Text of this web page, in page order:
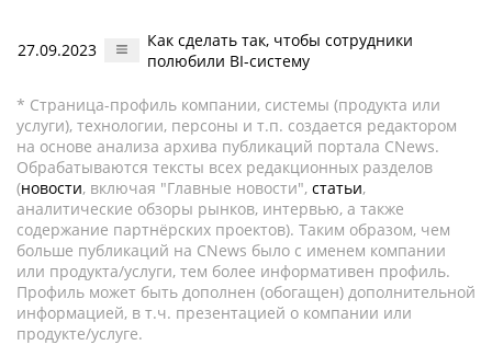
27.09.2023
Как сделать так, чтобы сотрудники
полюбили BI-систему
* Страница-профиль компании, системы (продукта или
услуги), технологии, персоны и т.п. создается редактором
на основе анализа архива публикаций портала CNews.
Обрабатываются тексты всех редакционных разделов
(новости, включая "Главные новости", статьи,
аналитические обзоры рынков, интервью, а также
содержание партнёрских проектов). Таким образом, чем
больше публикаций на CNews было с именем компании
или продукта/услуги, тем более информативен профиль.
Профиль может быть дополнен (обогащен) дополнительной
информацией, в т.ч. презентацией о компании или
продукте/услуге.